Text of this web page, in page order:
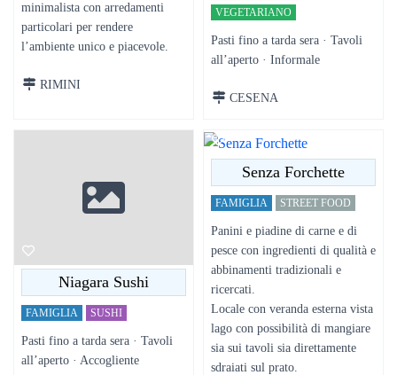
minimalista con arredamenti
particolari per rendere
l’ambiente unico e piacevole.
RIMINI
VEGETARIANO
Pasti fino a tarda sera · Tavoli
all’aperto · Informale
CESENA
Niagara Sushi
FAMIGLIA SUSHI
Pasti fino a tarda sera · Tavoli
all’aperto · Accogliente
Senza Forchette
FAMIGLIA STREET FOOD
Panini e piadine di carne e di
pesce con ingredienti di qualità e
abbinamenti tradizionali e
ricercati.
Locale con veranda esterna vista
lago con possibilità di mangiare
sia sui tavoli sia direttamente
sdraiati sul prato.